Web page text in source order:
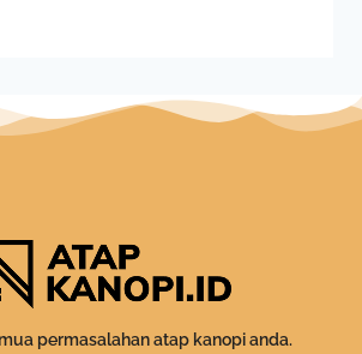
permasalahan atap kanopi anda.